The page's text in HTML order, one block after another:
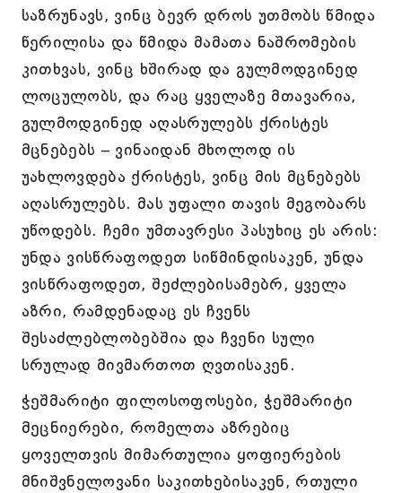
საზრუნავს, ვინც ბევრ დროს უთმობს წმიდა
წერილისა და წმიდა მამათა ნაშრომების
კითხვას, ვინც ხშირად და გულმოდგინედ
ლოცულობს, და რაც ყველაზე მთავარია,
გულმოდგინედ აღასრულებს ქრისტეს
მცნებებს – ვინაიდან მხოლოდ ის
უახლოვდება ქრისტეს, ვინც მის მცნებებს
აღასრულებს. მას უფალი თავის მეგობარს
უწოდებს. ჩემი უმთავრესი პასუხიც ეს არის:
უნდა ვისწრაფოდეთ სიწმინდისაკენ, უნდა
ვისწრაფოდეთ, შეძლებისამებრ, ყველა
აზრი, რამდენადაც ეს ჩვენს
შესაძლებლობებშია და ჩვენი სული
სრულად მივმართოთ ღვთისაკენ.
ჭეშმარიტი ფილოსოფოსები, ჭეშმარიტი
მეცნიერები, რომელთა აზრებიც
ყოველთვის მიმართულია ყოფიერების
მნიშვნელოვანი საკითხებისაკენ, რთული